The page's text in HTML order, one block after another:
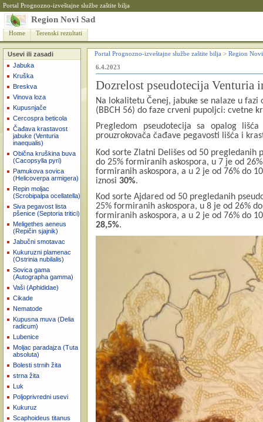
Portal Prognozno-izveštajne službe zaštite bilja
Region Novi Sad
Home Terenski rezultati
Usevi ili zasadi
Jabuka
Kruška
Breskva
Vinova loza
Kupusnjače
Cercospra beticola
Čađava krastavost
jabuke (Venturia
inaequalis)
Obična kruškina buva
(Cacopsylla pyri)
Pamukova sovica
(Helicoverpa armigera)
Repin moljac
(Scrobipalpa ocellatella)
Siva pegavost lista
pšenice (Septoria tritici)
Meligethes aeneus
(Repičin sjajnik)
Jabučni smotavac
Kukuruzni plamenac
(Ostrinia nubilalis)
Sovica gama
(Autographa gamma)
Vaši (Aphididae)
Cikade
Nematode
Kupusna muva (Delia
radicum)
Lubenice
Moljac paradajza (Tuta
absoluta)
Bolesti strnih žita
strna žita
Luk
Poljoprivredni usevi
Kukuruz
Scaphoideus titanus
Portal Prognozno-izveštajne službe zaštite bilja > Region
6.4.2023
Dozrelost pseudotecija Venturia
Na lokalitetu Čenej, jabuke se nalaze u
(BBCH 56) do faze crveni pupoljci: cvetne
Pregledom pseudotecija sa opalog
prouzrokovača čađave pegavosti lišća i
Kod sorte Zlatni Delišes od 50
do 25% formiranih askospora, u 7 je od
formiranih askospora, a u 2 je od 76% do
iznosi 30%.
Kod sorte Ajdared od 50 pregledanih
25% formiranih askospora, u 8 je od 26%
formiranih askospora, a u 2 je od 76% do
28,5%.